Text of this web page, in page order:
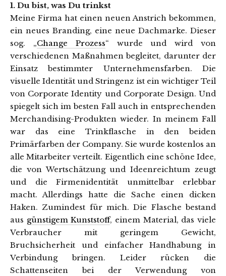
1. Du bist, was Du trinkst
Meine Firma hat einen neuen Anstrich bekommen,
ein neues Branding, eine neue Dachmarke. Dieser
sog. „Change Prozess“ wurde und wird von
verschiedenen Maßnahmen begleitet, darunter der
Einsatz bestimmter Unternehmensfarben. Die
visuelle Identität und Stringenz ist ein wichtiger Teil
von Corporate Identity und Corporate Design. Und
spiegelt sich im besten Fall auch in entsprechenden
Merchandising-Produkten wieder. In meinem Fall
war das eine Trinkflasche in den beiden
Primärfarben der Company. Sie wurde kostenlos an
alle Mitarbeiter verteilt. Eigentlich eine schöne Idee,
die von Wertschätzung und Ideenreichtum zeugt
und die Firmenidentität unmittelbar erlebbar
macht. Allerdings hatte die Sache einen dicken
Haken. Zumindest für mich. Die Flasche bestand
aus günstigem Kunststoff, einem Material, das viele
Verbraucher mit geringem Gewicht,
Bruchsicherheit und einfacher Handhabung in
Verbindung bringen. Leider rücken die
Schattenseiten bei der Verwendung von